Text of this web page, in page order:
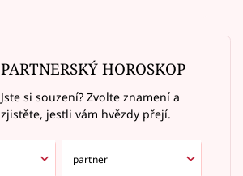
PARTNERSKÝ HOROSKOP
Jste si souzení? Zvolte znamení a
zjistěte, jestli vám hvězdy přejí.